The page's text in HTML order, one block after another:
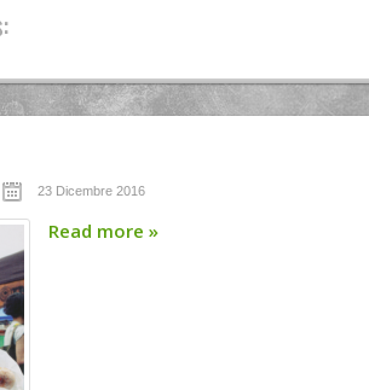
23 Dicembre 2016
Read more »